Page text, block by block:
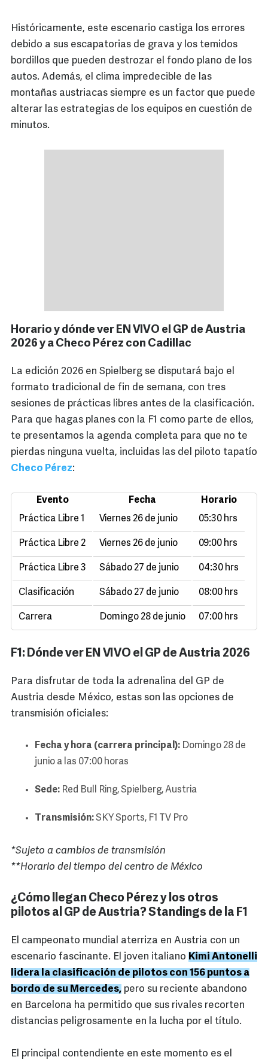
Históricamente, este escenario castiga los errores
debido a sus escapatorias de grava y los temidos
bordillos que pueden destrozar el fondo plano de los
autos. Además, el clima impredecible de las
montañas austriacas siempre es un factor que puede
alterar las estrategias de los equipos en cuestión de
minutos.
Horario y dónde ver EN VIVO el GP de Austria
2026 y a Checo Pérez con Cadillac
La edición 2026 en Spielberg se disputará bajo el
formato tradicional de fin de semana, con tres
sesiones de prácticas libres antes de la clasificación.
Para que hagas planes con la F1 como parte de ellos,
te presentamos la agenda completa para que no te
pierdas ninguna vuelta, incluidas las del piloto tapatío
Checo Pérez:
Evento Fecha
Horario
Práctica Libre 1
Viernes 26 de junio 05:30 hrs
Práctica Libre 2 Viernes 26 de junio 09:00 hrs
Práctica Libre 3 Sábado 27 de junio 04:30 hrs
Clasificación Sábado 27 de junio 08:00 hrs
Carrera Domingo 28 de junio 07:00 hrs
F1: Dónde ver EN VIVO el GP de Austria 2026
Para disfrutar de toda la adrenalina del GP de
Austria desde México, estas son las opciones de
transmisión oficiales:
Fecha y hora (carrera principal): Domingo 28 de
junio a las 07:00 horas
Sede: Red Bull Ring, Spielberg, Austria
Transmisión:SKY Sports, F1 TV Pro
*Sujeto a cambios de transmisión
**Horario del tiempo del centro de México
¿Cómo llegan Checo Pérez y los otros
pilotos al GP de Austria? Standings de la F1
El campeonato mundial aterriza en Austria con un
escenario fascinante. El joven italiano Kimi Antonelli
lidera la clasificación de pilotos con 156 puntos a
bordo de su Mercedes, pero su reciente abandono
en Barcelona ha permitido que sus rivales recorten
distancias peligrosamente en la lucha por el título.
El principal contendiente en este momento es el